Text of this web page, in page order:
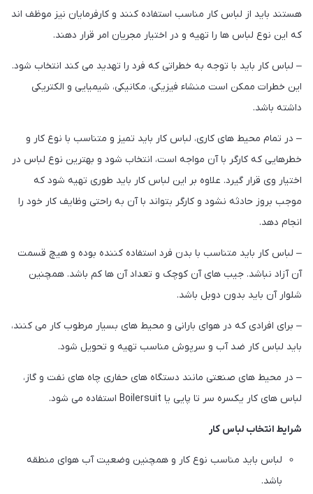
هستند باید از لباس کار مناسب استفاده کنند و کارفرمایان نیز موظف اند
که این نوع لباس ها را تهیه و در اختیار مجریان امر قرار دهند.
– لباس کار باید با توجه به خطراتی که فرد را تهدید می کند انتخاب شود.
این خطرات ممکن است منشاء فیزیکی، مکانیکی، شیمیایی و الکتریکی
داشته باشد.
– در تمام محیط های کاری، لباس کار باید تمیز و متناسب با نوع کار و
خطرهایی که کارگر با آن مواجه است، انتخاب شود و بهترین نوع لباس در
اختیار وی قرار گیرد. علاوه بر این لباس کار باید طوری تهیه شود که
موجب بروز حادثه نشود و کارگر بتواند با آن به راحتی وظایف کار خود را
انجام دهد.
– لباس کار باید متناسب با بدن فرد استفاده کننده بوده و هیچ قسمت
آن آزاد نباشد. جیب های آن کوچک و تعداد آن ها کم باشد. همچنین
شلوار آن باید بدون دوبل باشد.
– برای افرادی که در هوای بارانی و محیط های بسیار مرطوب کار می کنند،
باید لباس کار ضد آب و سرپوش مناسب تهیه و تحویل شود.
– در محیط های صنعتی مانند دستگاه های حفاری چاه های نفت و گاز،
لباس های کار یکسره سر تا پایی یا Boilersuit استفاده می شود.
شرایط انتخاب لباس کار
لباس باید مناسب نوع کار و همچنین وضعیت آب هوای منطقه
باشد.